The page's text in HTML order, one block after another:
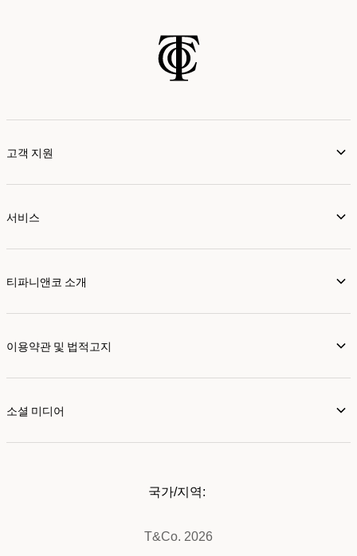
고객 지원
서비스
티파니앤코 소개
이용약관 및 법적고지
소셜 미디어
T&Co. 2026
국가/지역: